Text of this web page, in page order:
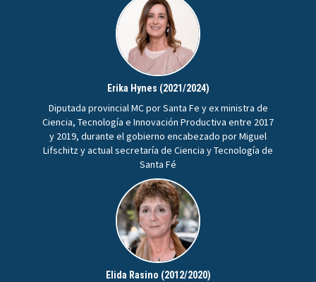
Erika Hynes (2021/2024)
Diputada provincial MC por Santa Fe y ex ministra de
Ciencia, Tecnología e Innovación Productiva entre 2017
y 2019, durante el gobierno encabezado por Miguel
Lifschitz y actual secretaría de Ciencia y Tecnología de
Santa Fé
Elida Rasino (2012/2020)